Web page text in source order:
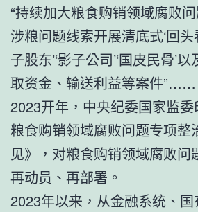
“持续加大粮食购销领域腐败
涉粮问题线索开展清底式‘回头
子股东’‘影子公司’‘国皮民骨’
取资金、输送利益等案件”……
2023开年，中央纪委国家监
粮食购销领域腐败问题专项整
见》，对粮食购销领域腐败问
再动员、再部署。
2023年以来，从金融系统、国